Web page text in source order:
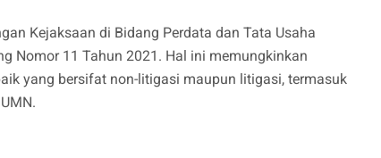
Kejaksaan di Bidang Perdata dan Tata Usaha
Nomor 11 Tahun 2021. Hal ini memungkinkan
yang bersifat non-litigasi maupun litigasi, termasuk